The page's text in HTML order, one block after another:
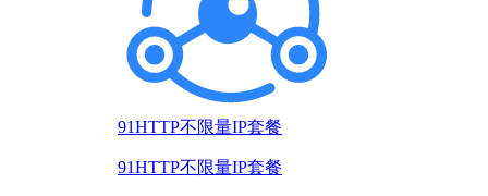
91HTTP不限量IP套餐
91HTTP不限量IP套餐